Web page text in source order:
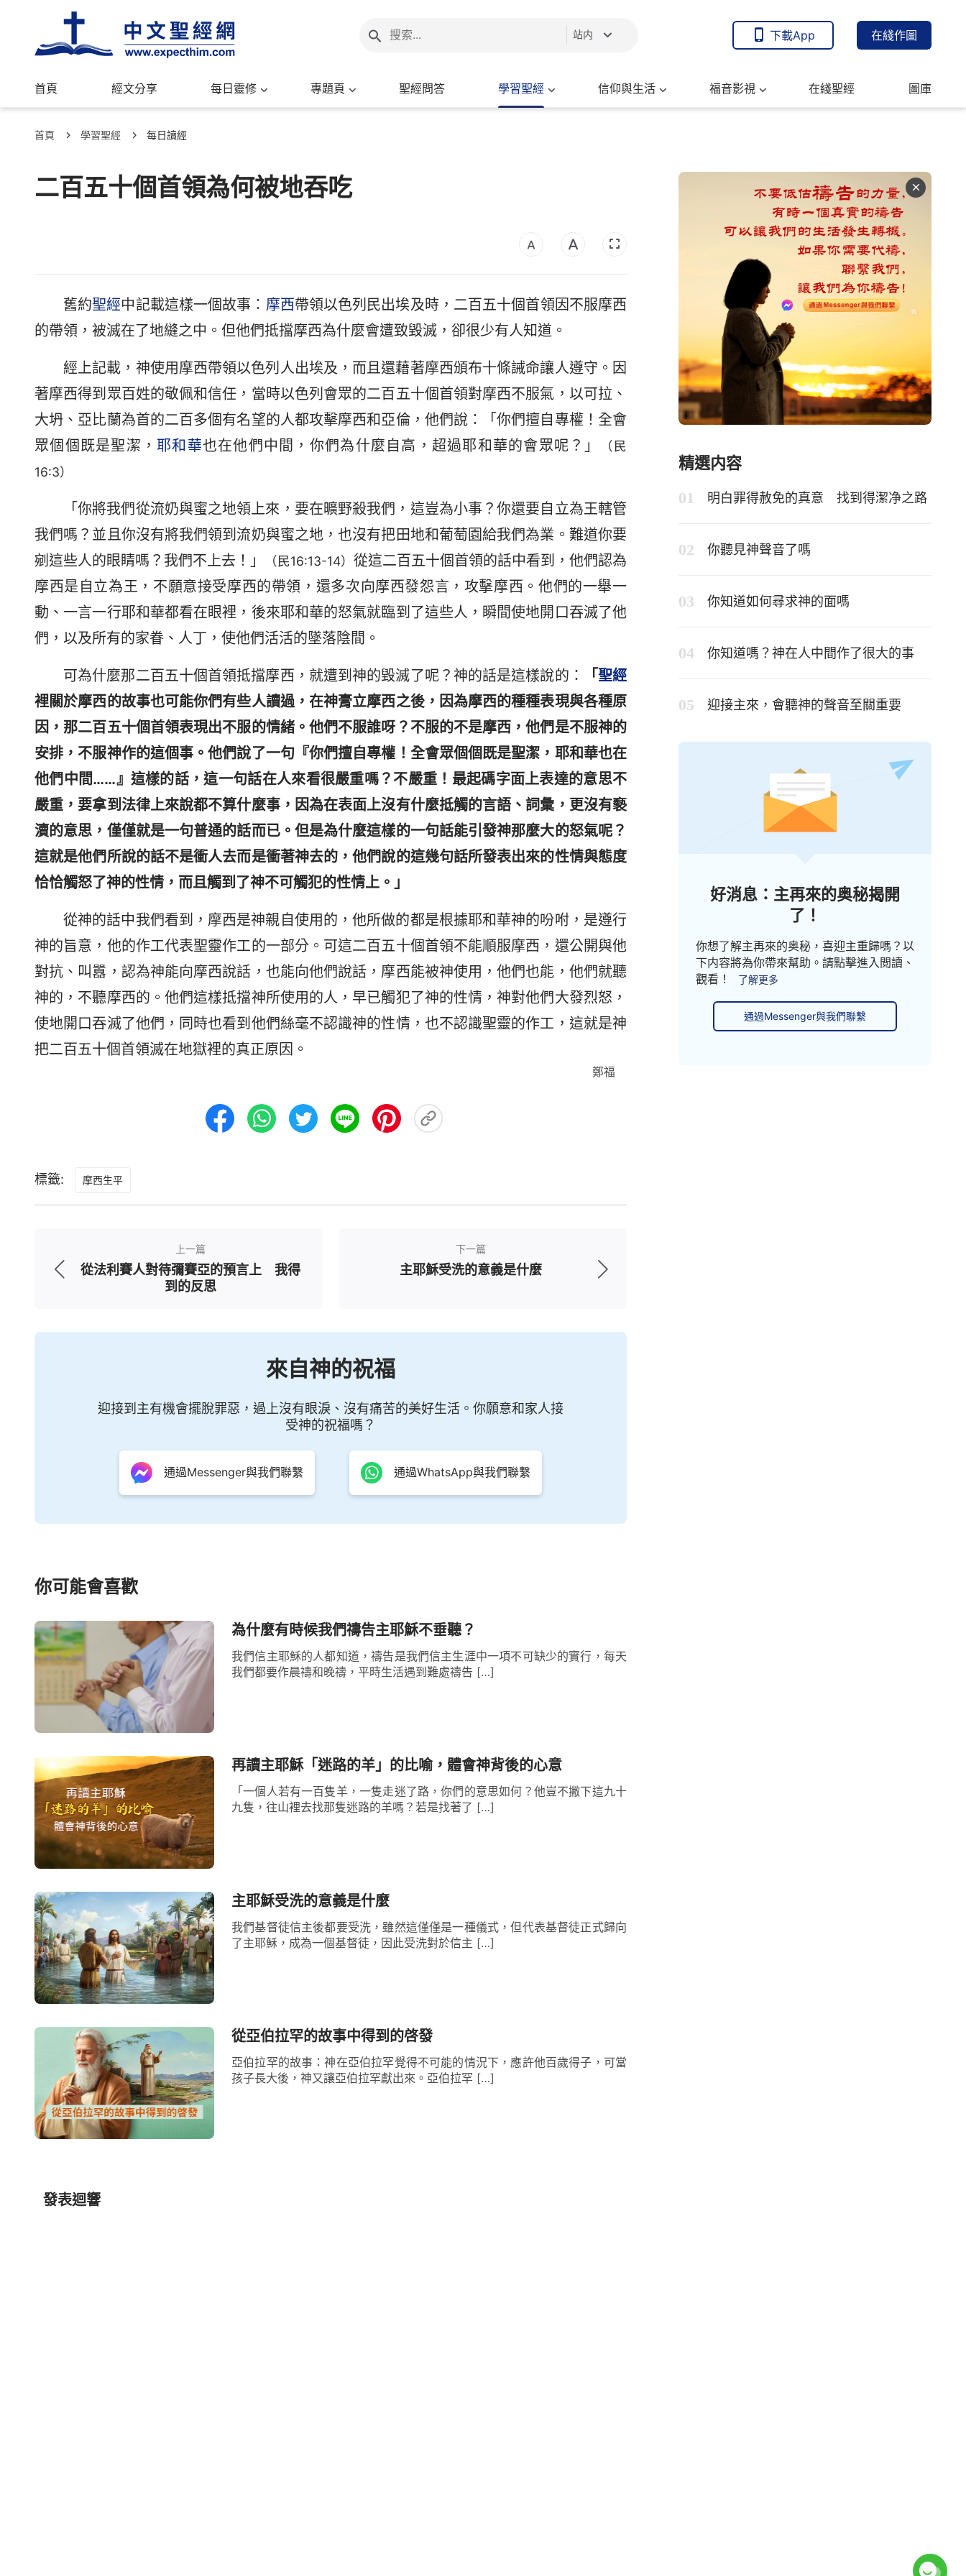
站内 下載App 在綫作圖
首頁 經文分享 每日靈修 專題頁 聖經問答 學習聖經 信仰與生活 福音影視 在綫聖經 圖庫
首頁 學習聖經 每日讀經
二百五十個首領為何被地吞吃
舊約聖經中記載這樣一個故事： 摩西帶領以色列民出埃及時，二百五十個首領因不服摩西
的帶領，被滅在了地縫之中。但他們抵擋摩西為什麼會遭致毀滅，卻很少有人知道。
經上記載，神使用摩西帶領以色列人出埃及，而且還藉著摩西頒布十條誡命讓人遵守。因
著摩西得到眾百姓的敬佩和信任，當時以色列會眾的二百五十個首領對摩西不服氣，以可拉、
大坍、亞比蘭為首的二百多個有名望的人都攻擊摩西和亞倫，他們說：「你們擅自專權！全會
眾個個既是聖潔，耶和華也在他們中間，你們為什麼自高，超過耶和華的會眾呢？」
（民
16:3）
「你將我們從流奶與蜜之地領上來，要在曠野殺我們，這豈為小事？你還要自立為王轄管
我們嗎？並且你沒有將我們領到流奶與蜜之地，也沒有把田地和葡萄園給我們為業。難道你要
剜這些人的眼睛嗎？我們不上去！」
（民16:13-14） 從這二百五十個首領的話中看到，他們認為
摩西是自立為王，不願意接受摩西的帶領，還多次向摩西發怨言，攻擊摩西。他們的一舉一
動、一言一行耶和華都看在眼裡，後來耶和華的怒氣就臨到了這些人，瞬間使地開口吞滅了他
們，以及所有的家眷、人丁，使他們活活的墜落陰間。
可為什麼那二百五十個首領抵擋摩西，就遭到神的毀滅了呢？神的話是這樣說的： 「聖經
裡關於摩西的故事也可能你們有些人讀過，在神膏立摩西之後，因為摩西的種種表現與各種原
因，那二百五十個首領表現出不服的情緒。他們不服誰呀？不服的不是摩西，他們是不服神的
安排，不服神作的這個事。他們說了一句『你們擅自專權！全會眾個個既是聖潔，耶和華也在
他們中間……』這樣的話，這一句話在人來看很嚴重嗎？不嚴重！最起碼字面上表達的意思不
嚴重，要拿到法律上來說都不算什麼事，因為在表面上沒有什麼抵觸的言語、詞彙，更沒有褻
瀆的意思，僅僅就是一句普通的話而已。但是為什麼這樣的一句話能引發神那麼大的怒氣呢？
這就是他們所說的話不是衝人去而是衝著神去的，他們說的這幾句話所發表出來的性情與態度
恰恰觸怒了神的性情，而且觸到了神不可觸犯的性情上。」
從神的話中我們看到，摩西是神親自使用的，他所做的都是根據耶和華神的吩咐，是遵行
神的旨意，他的作工代表聖靈作工的一部分。可這二百五十個首領不能順服摩西，還公開與他
對抗、叫囂，認為神能向摩西說話，也能向他們說話，摩西能被神使用，他們也能，他們就聽
神的，不聽摩西的。他們這樣抵擋神所使用的人，早已觸犯了神的性情，神對他們大發烈怒，
使地開口吞滅了他們，同時也看到他們絲毫不認識神的性情，也不認識聖靈的作工，這就是神
把二百五十個首領滅在地獄裡的真正原因。
鄭福
標籤: 摩西生平
上一篇
從法利賽人對待彌賽亞的預言上 我得
到的反思
下一篇
主耶穌受洗的意義是什麼
來自神的祝福
迎接到主有機會擺脫罪惡，過上沒有眼淚、沒有痛苦的美好生活。你願意和家人接
受神的祝福嗎？
通過Messenger與我們聯繫 通過WhatsApp與我們聯繫
你可能會喜歡
為什麼有時候我們禱告主耶穌不垂聽？
我們信主耶穌的人都知道，禱告是我們信主生涯中一項不可缺少的實行，每天
我們都要作晨禱和晚禱，平時生活遇到難處禱告 […]
再讀主耶穌「迷路的羊」的比喻，體會神背後的心意
「一個人若有一百隻羊，一隻走迷了路，你們的意思如何？他豈不撇下這九十
九隻，往山裡去找那隻迷路的羊嗎？若是找著了 […]
主耶穌受洗的意義是什麼
我們基督徒信主後都要受洗，雖然這僅僅是一種儀式，但代表基督徒正式歸向
了主耶穌，成為一個基督徒，因此受洗對於信主 […]
從亞伯拉罕的故事中得到的啓發
亞伯拉罕的故事：神在亞伯拉罕覺得不可能的情況下，應許他百歲得子，可當
孩子長大後，神又讓亞伯拉罕獻出來。亞伯拉罕 […]
發表迴響
精選内容
明白罪得赦免的真意 找到得潔净之路
你聽見神聲音了嗎
你知道如何尋求神的面嗎
你知道嗎？神在人中間作了很大的事
迎接主來，會聽神的聲音至關重要
好消息：主再來的奥秘揭開
了！
你想了解主再來的奥秘，喜迎主重歸嗎？以
下内容將為你帶來幫助。請點擊進入閲讀、
觀看！
了解更多
通過Messenger與我們聯繫